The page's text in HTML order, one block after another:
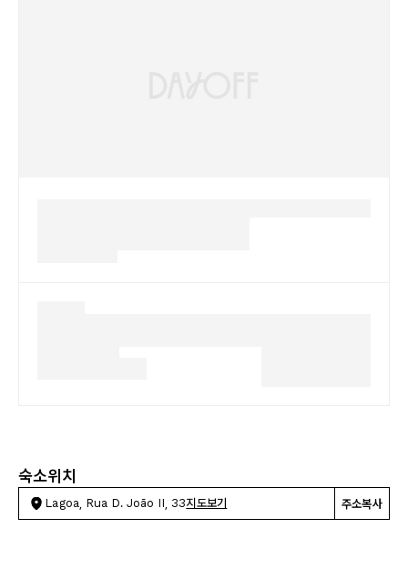
숙소위치
Lagoa, Rua D. João II, 33지도보기 주소복사